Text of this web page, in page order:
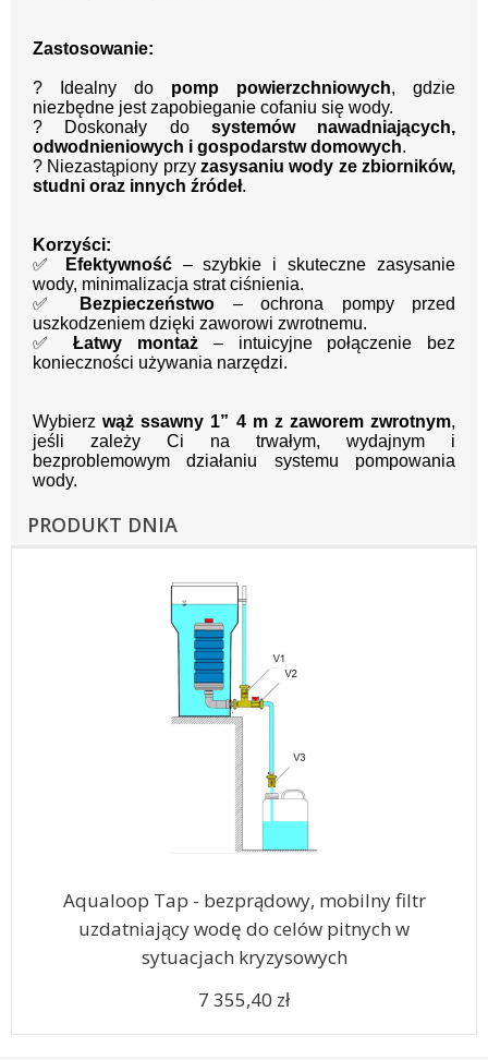
Zastosowanie:
? Idealny do pomp powierzchniowych, gdzie
niezbędne jest zapobieganie cofaniu się wody.
? Doskonały do systemów nawadniających,
odwodnieniowych i gospodarstw domowych.
? Niezastąpiony przy zasysaniu wody ze zbiorników,
studni oraz innych źródeł.
Korzyści:
✅
Efektywność– szybkie i skuteczne zasysanie
wody, minimalizacja strat ciśnienia.
✅
Bezpieczeństwo – ochrona pompy przed
uszkodzeniem dzięki zaworowi zwrotnemu.
✅Łatwy montaż – intuicyjne połączenie bez
konieczności używania narzędzi.
Wybierzwąż ssawny 1” 4 m z zaworem zwrotnym,
jeśli zależy Ci na trwałym, wydajnym i
bezproblemowym działaniu systemu pompowania
wody.
PRODUKT DNIA
Aqualoop Tap - bezprądowy, mobilny filtr
uzdatniający wodę do celów pitnych w
sytuacjach kryzysowych
7 355,40 zł